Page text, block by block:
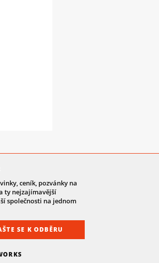
ceník, pozvánky na
ty nejzajímavější
společnosti na jednom
SE K ODBĚRU